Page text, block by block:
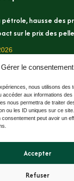
Gérer le consentement
nous utilisons des
aux informations des
nous permettra de traiter
ou les ID uniques sur ce
peut avoir un
Accepter
Refuser
pétrole, hausse des
sur le prix des
montent,
de préparer l’hiver !
des granulés bois